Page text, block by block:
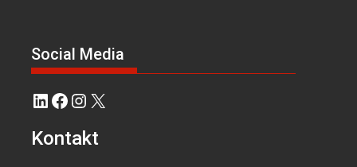
Social Media
LinkedIn
Facebook
Instagram
X
Kontakt